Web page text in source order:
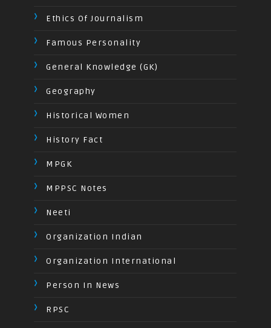
Ethics Of Journalism
Famous Personality
General Knowledge (GK)
Geography
Historical Women
History Fact
MPGK
MPPSC Notes
Neeti
Organization Indian
Organization International
Person In News
RPSC